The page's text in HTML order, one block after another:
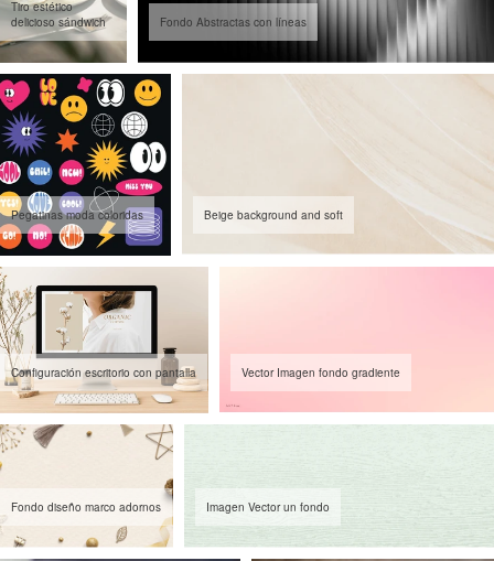
Tiro estético
delicioso sándwich
Fondo Abstractas con líneas
Pegatinas moda coloridas Beige background and soft
Configuración escritorio con pantalla Vector Imagen fondo gradiente
Fondo diseño marco adornos Imagen Vector un fondo